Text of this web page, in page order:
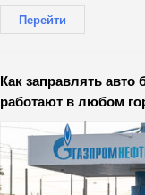
Перейти
Как заправлять авто
работают в любом